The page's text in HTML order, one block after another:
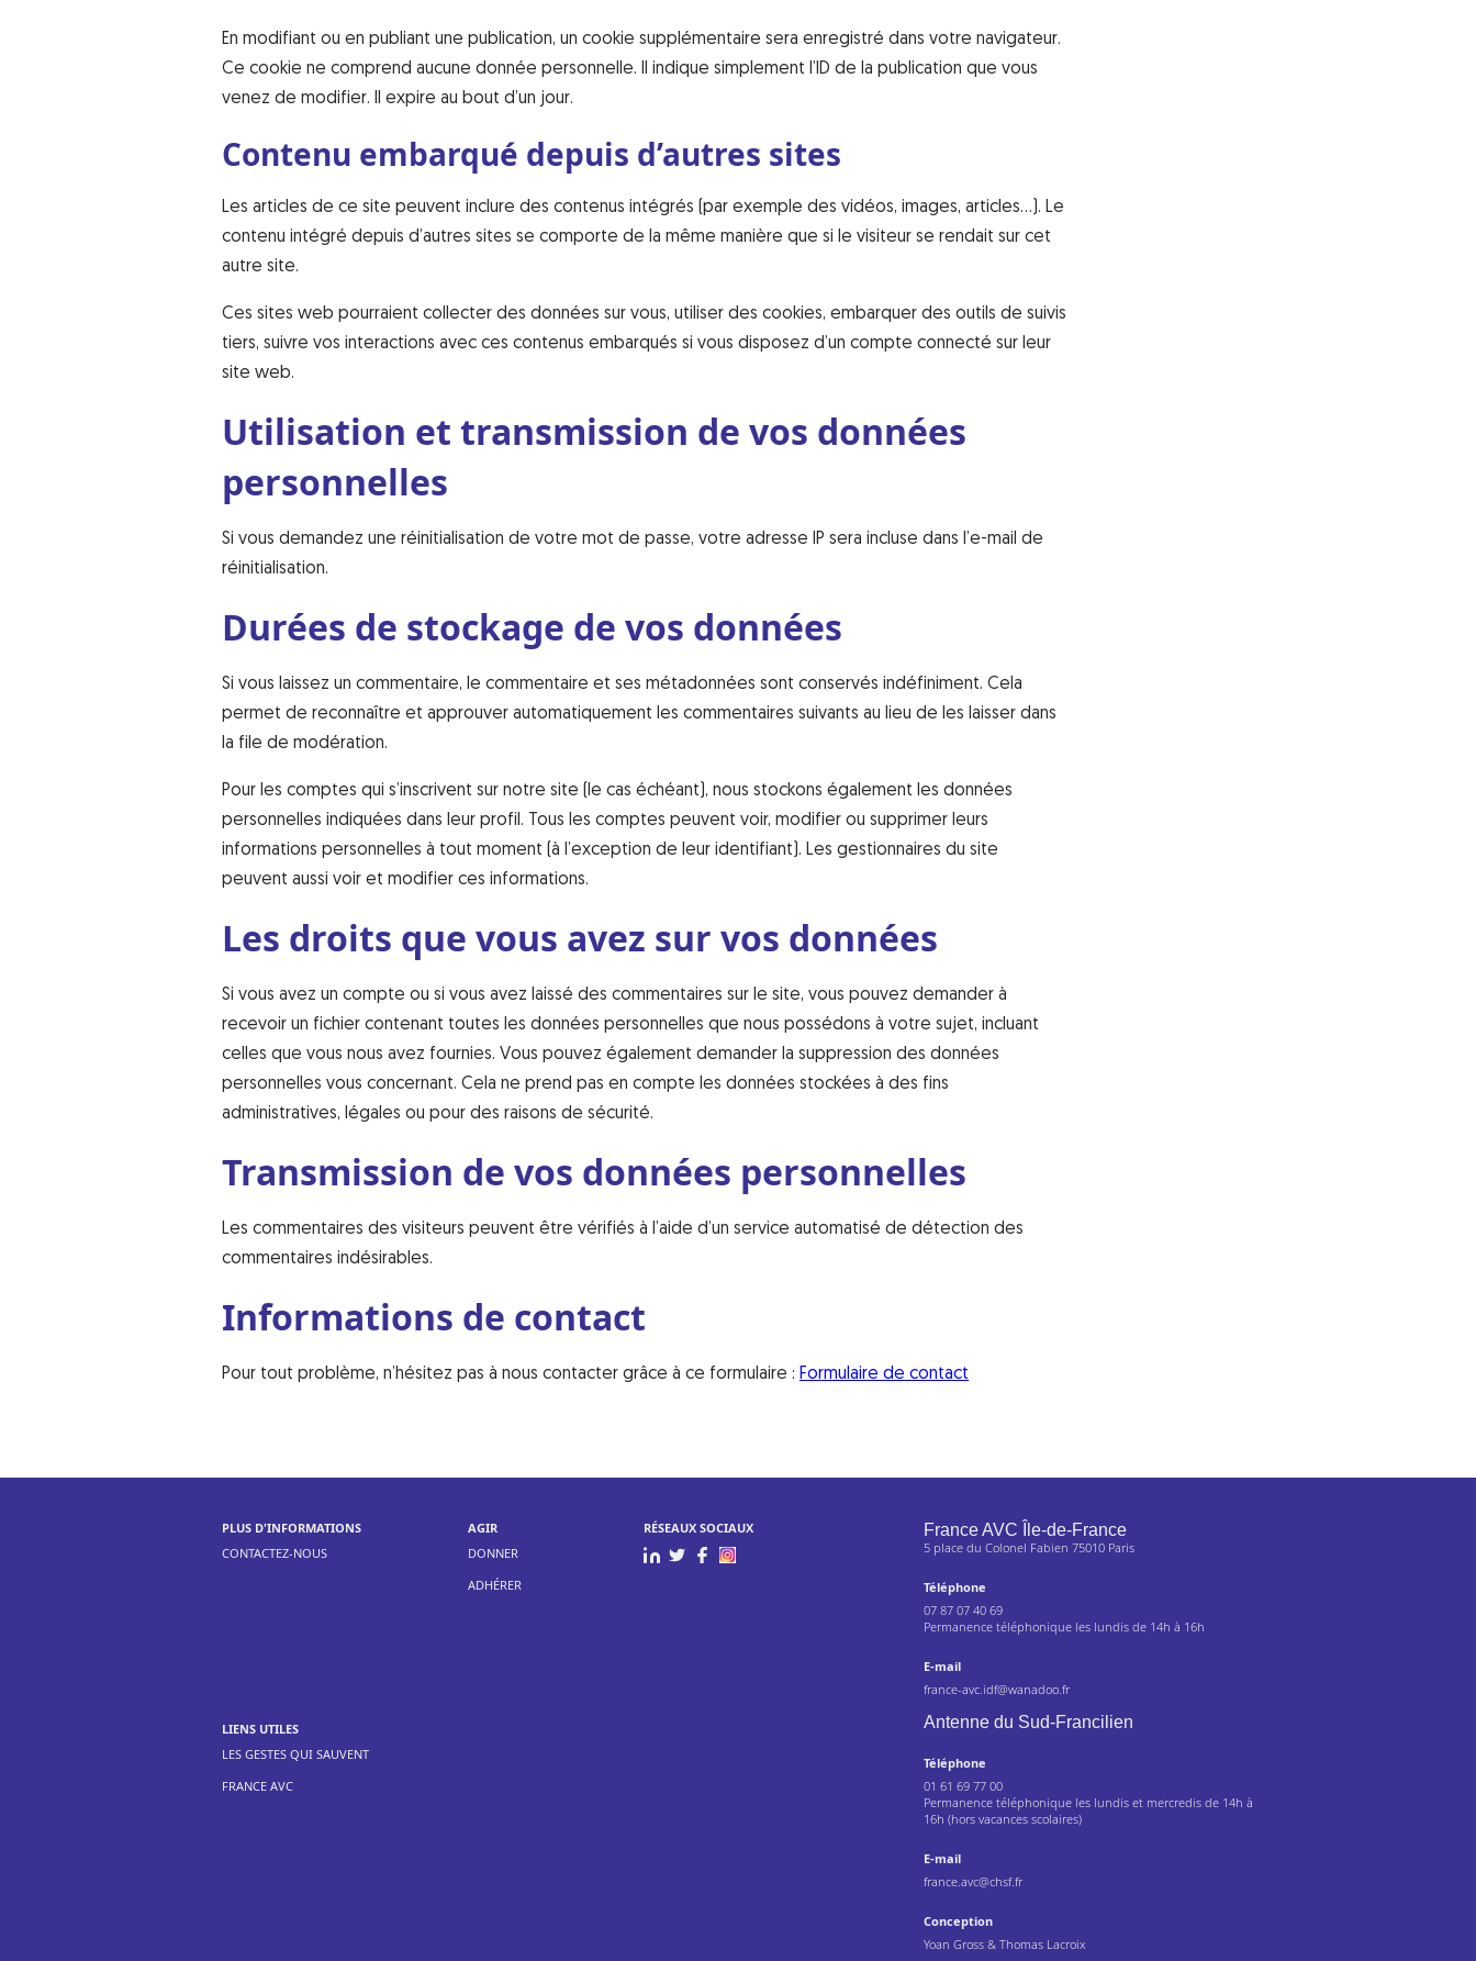
En modifiant ou en publiant une publication, un cookie supplémentaire sera enregistré dans votre navigateur.
Ce cookie ne comprend aucune donnée personnelle. Il indique simplement l’ID de la publication que vous
venez de modifier. Il expire au bout d’un jour.
Contenu embarqué depuis d’autres sites
Les articles de ce site peuvent inclure des contenus intégrés (par exemple des vidéos, images, articles…). Le
contenu intégré depuis d’autres sites se comporte de la même manière que si le visiteur se rendait sur cet
autre site.
Ces sites web pourraient collecter des données sur vous, utiliser des cookies, embarquer des outils de suivis
tiers, suivre vos interactions avec ces contenus embarqués si vous disposez d’un compte connecté sur leur
site web.
Utilisation et transmission de vos données
personnelles
Si vous demandez une réinitialisation de votre mot de passe, votre adresse IP sera incluse dans l’e-mail de
réinitialisation.
Durées de stockage de vos données
Si vous laissez un commentaire, le commentaire et ses métadonnées sont conservés indéfiniment. Cela
permet de reconnaître et approuver automatiquement les commentaires suivants au lieu de les laisser dans
la file de modération.
Pour les comptes qui s’inscrivent sur notre site (le cas échéant), nous stockons également les données
personnelles indiquées dans leur profil. Tous les comptes peuvent voir, modifier ou supprimer leurs
informations personnelles à tout moment (à l’exception de leur identifiant). Les gestionnaires du site
peuvent aussi voir et modifier ces informations.
Les droits que vous avez sur vos données
Si vous avez un compte ou si vous avez laissé des commentaires sur le site, vous pouvez demander à
recevoir un fichier contenant toutes les données personnelles que nous possédons à votre sujet, incluant
celles que vous nous avez fournies. Vous pouvez également demander la suppression des données
personnelles vous concernant. Cela ne prend pas en compte les données stockées à des fins
administratives, légales ou pour des raisons de sécurité.
Transmission de vos données personnelles
Les commentaires des visiteurs peuvent être vérifiés à l’aide d’un service automatisé de détection des
commentaires indésirables.
Informations de contact
Pour tout problème, n’hésitez pas à nous contacter grâce à ce formulaire : Formulaire de contact
PLUS D'INFORMATIONS
CONTACTEZ-NOUS
AGIR
DONNER
ADHÉRER
RÉSEAUX SOCIAUX
LIENS UTILES
LES GESTES QUI SAUVENT
FRANCE AVC
France AVC Île-de-France
5 place du Colonel Fabien 75010 Paris
Téléphone
07 87 07 40 69
Permanence téléphonique les lundis de 14h à 16h
E-mail
france-avc.idf@wanadoo.fr
Antenne du Sud-Francilien
Téléphone
01 61 69 77 00
Permanence téléphonique les lundis et mercredis de 14h à
16h (hors vacances scolaires)
E-mail
france.avc@chsf.fr
Conception
Yoan Gross & Thomas Lacroix